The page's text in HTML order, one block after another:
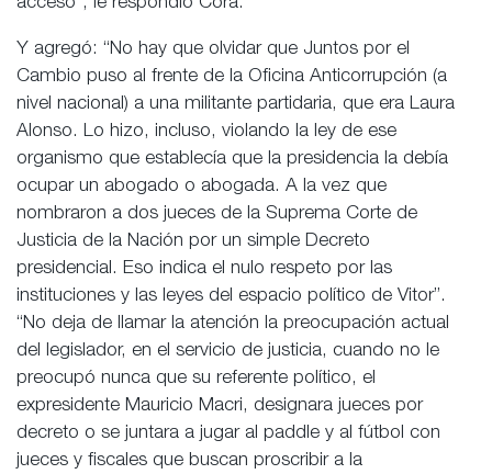
Y agregó: “No hay que olvidar que Juntos por el
Cambio puso al frente de la Oficina Anticorrupción (a
nivel nacional) a una militante partidaria, que era Laura
Alonso. Lo hizo, incluso, violando la ley de ese
organismo que establecía que la presidencia la debía
ocupar un abogado o abogada. A la vez que
nombraron a dos jueces de la Suprema Corte de
Justicia de la Nación por un simple Decreto
presidencial. Eso indica el nulo respeto por las
instituciones y las leyes del espacio político de Vitor”.
“No deja de llamar la atención la preocupación actual
del legislador, en el servicio de justicia, cuando no le
preocupó nunca que su referente político, el
expresidente Mauricio Macri, designara jueces por
decreto o se juntara a jugar al paddle y al fútbol con
jueces y fiscales que buscan proscribir a la